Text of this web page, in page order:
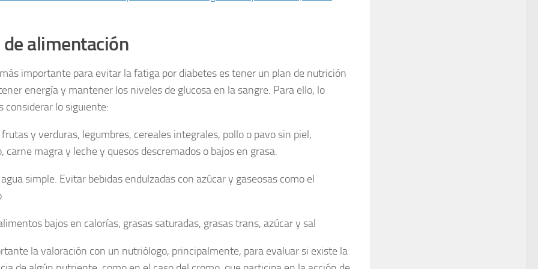
de alimentación
importante para evitar la fatiga por diabetes es tener un plan de nutrición
energía y mantener los niveles de glucosa en la sangre. Para ello, lo
considerar lo siguiente:
y verduras, legumbres, cereales integrales, pollo o pavo sin piel,
carne magra y leche y quesos descremados o bajos en grasa.
simple. Evitar bebidas endulzadas con azúcar y gaseosas como el
bajos en calorías, grasas saturadas, grasas trans, azúcar y sal
la valoración con un nutriólogo, principalmente, para evaluar si existe la